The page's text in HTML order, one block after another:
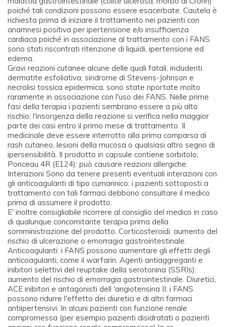
poiché tali condizioni possono essere esacerbate. Cautela è
richiesta prima di iniziare il trattamento nei pazienti con
anamnesi positiva per ipertensione e/o insufficienza
cardiaca poiché in associazione al trattamento con i FANS
sono stati riscontrati ritenzione di liquidi, ipertensione ed
edema.
Gravi reazioni cutanee alcune delle quali fatali, includenti
dermatite esfoliativa, sindrome di Stevens-Johnson e
necrolisi tossica epidermica, sono state riportate molto
raramente in associazione con l'uso dei FANS. Nelle prime
fasi della terapia i pazienti sembrano essere a più alto
rischio: l'insorgenza della reazione si verifica nella maggior
parte dei casi entro il primo mese di trattamento. Il
medicinale deve essere interrotto alla prima comparsa di
rash cutaneo, lesioni della mucosa o qualsiasi altro segno di
ipersensibilità. Il prodotto in capsule contiene sorbitolo;
Ponceau 4R (E124): può causare reazioni allergiche.
Interazioni Sono da tenere presenti eventuali interazioni con
gli anticoagulanti di tipo cumarinico: i pazienti sottoposti a
trattamento con tali farmaci debbono consultare il medico
prima di assumere il prodotto.
E' inoltre consigliabile ricorrere al consiglio del medico in caso
di qualunque concomitante terapia prima della
somministrazione del prodotto. Corticosteroidi: aumento del
rischio di ulcerazione o emorragia gastrointestinale.
Anticoagulanti: i FANS possono aumentare gli effetti degli
anticoagulanti, come il warfarin. Agenti antiaggreganti e
inibitori selettivi del reuptake della serotonina (SSRIs):
aumento del rischio di emorragia gastrointestinale. Diuretici,
ACE inibitori e antagonisti dell 'angiotensina II: i FANS
possono ridurre l'effetto dei diuretici e di altri farmaci
antiipertensivi. In alcuni pazienti con funzione renale
compromessa (per esempio pazienti disidratati o pazienti